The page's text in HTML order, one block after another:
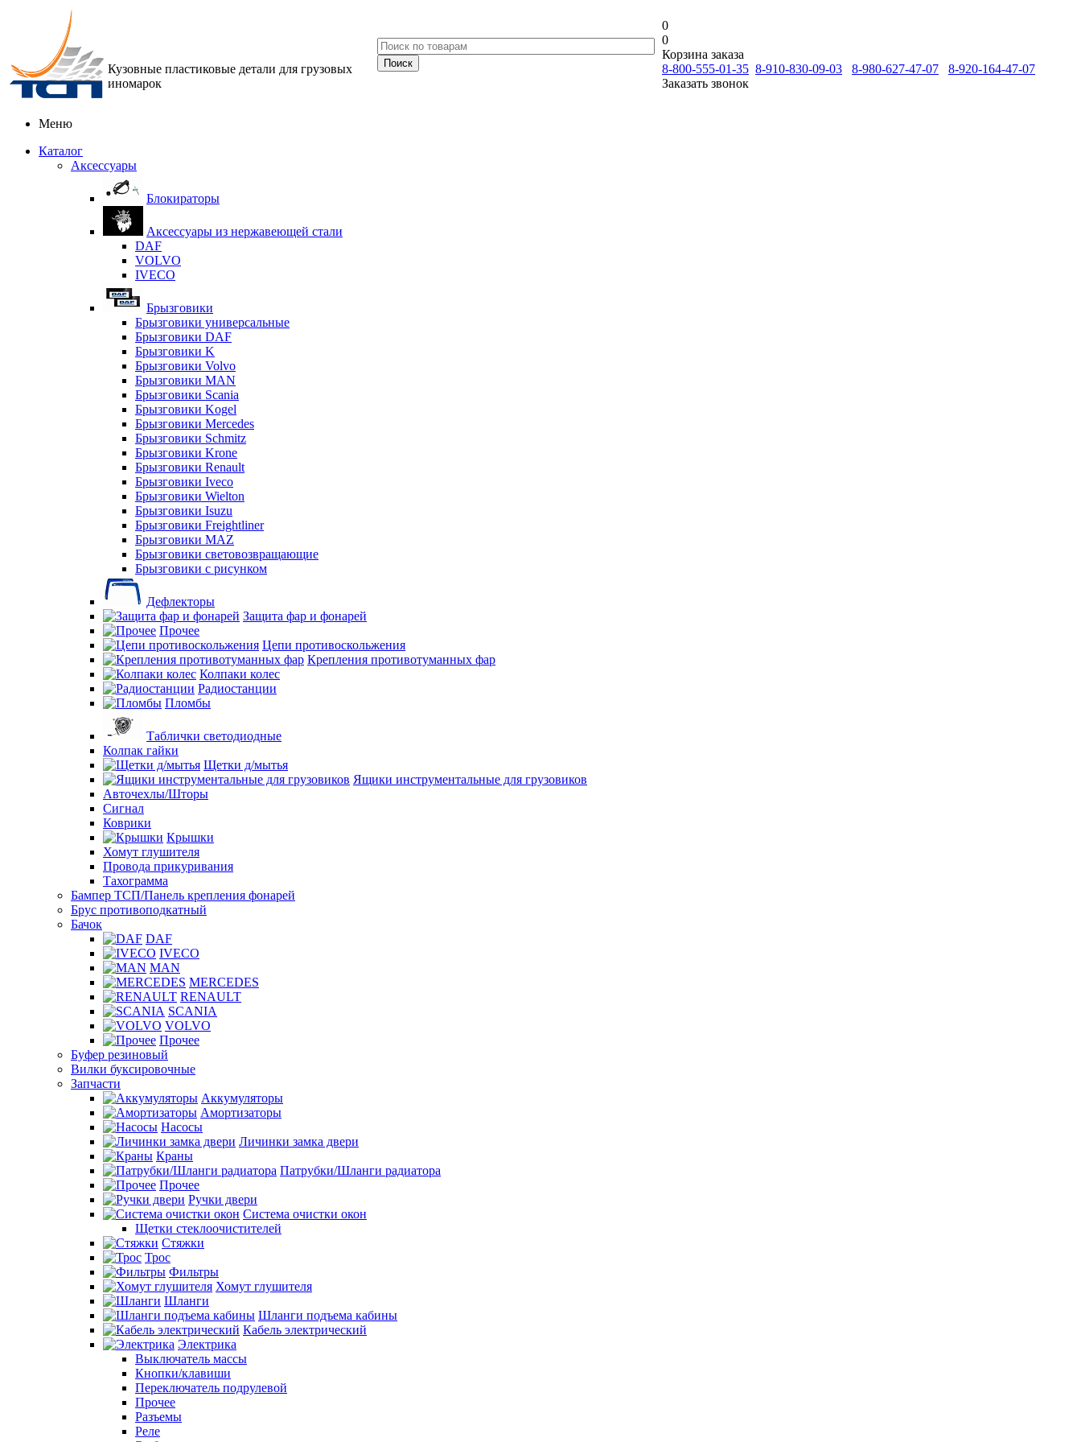
Кузовные пластиковые детали для грузовых
иномарок
0
0
Корзина заказа
8-800-555-01-35 8-910-830-09-03 8-980-627-47-07
8-920-164-47-07
Заказать звонок
Меню
Каталог
Аксессуары
Блокираторы
Аксессуары из нержавеющей стали
DAF
VOLVO
IVECO
Брызговики
Брызговики универсальные
Брызговики DAF
Брызговики K
Брызговики Volvo
Брызговики MAN
Брызговики Scania
Брызговики Kogel
Брызговики Mercedes
Брызговики Schmitz
Брызговики Krone
Брызговики Renault
Брызговики Iveco
Брызговики Wielton
Брызговики Isuzu
Брызговики Freightliner
Брызговики MAZ
Брызговики световозвращающие
Брызговики с рисунком
Дефлекторы
Защита фар и фонарей
Прочее
Цепи противоскольжения
Крепления противотуманных фар
Колпаки колес
Радиостанции
Пломбы
Таблички светодиодные
Колпак гайки
Щетки д/мытья
Ящики инструментальные для грузовиков
Авточехлы/Шторы
Сигнал
Коврики
Крышки
Хомут глушителя
Провода прикуривания
Тахограмма
Бампер ТСП/Панель крепления фонарей
Брус противоподкатный
Бачок
DAF
IVECO
MAN
MERCEDES
RENAULT
SCANIA
VOLVO
Прочее
Буфер резиновый
Вилки буксировочные
Запчасти
Аккумуляторы
Амортизаторы
Насосы
Личинки замка двери
Краны
Патрубки/Шланги радиатора
Прочее
Ручки двери
Система очистки окон
Щетки стеклоочистителей
Стяжки
Трос
Фильтры
Хомут глушителя
Шланги
Шланги подъема кабины
Кабель электрический
Электрика
Выключатель массы
Кнопки/клавиши
Переключатель подрулевой
Прочее
Разъемы
Реле